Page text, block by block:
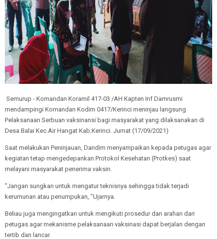
Semurup - Komandan Koramil 417-03 /AH Kapten Inf Damrusmi
mendampingi Komandan Kodim 0417/Kerinci meninjau langsung
Pelaksanaan Serbuan vaksinansi bagi masyarakat yang dilaksanakan di
Desa Balai Kec.Air Hangat Kab.Kerinci. Jumat (17/09/2021)
Saat melakukan Peninjauan, Dandim menyampaikan kepada petugas agar
kegiatan tetap mengedepankan Protokol Kesehatan (Protkes) saat
melayani masyarakat penerima vaksin.
"Jangan sungkan untuk mengatur teknisnya sehingga tidak terjadi
kerumunan atau penumpukan, "Ujarnya.
Beliau juga mengingatkan untuk mengikuti prosedur dan arahan dari
petugas agar mekanisme pelaksanaan vaksinasi dapat berjalan dengan
tertib dan lancar.